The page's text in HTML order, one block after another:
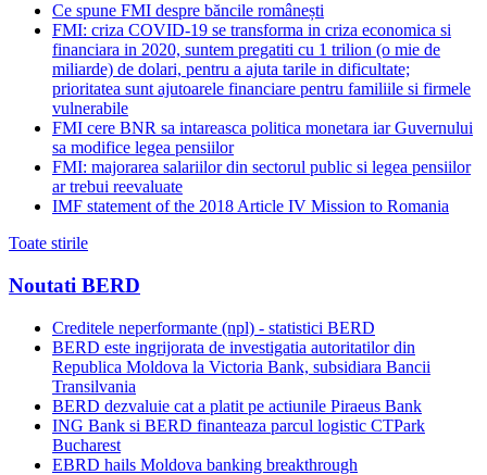
Ce spune FMI despre băncile românești
FMI: criza COVID-19 se transforma in criza economica si
financiara in 2020, suntem pregatiti cu 1 trilion (o mie de
miliarde) de dolari, pentru a ajuta tarile in dificultate;
prioritatea sunt ajutoarele financiare pentru familiile si firmele
vulnerabile
FMI cere BNR sa intareasca politica monetara iar Guvernului
sa modifice legea pensiilor
FMI: majorarea salariilor din sectorul public si legea pensiilor
ar trebui reevaluate
IMF statement of the 2018 Article IV Mission to Romania
Toate stirile
Noutati BERD
Creditele neperformante (npl) - statistici BERD
BERD este ingrijorata de investigatia autoritatilor din
Republica Moldova la Victoria Bank, subsidiara Bancii
Transilvania
BERD dezvaluie cat a platit pe actiunile Piraeus Bank
ING Bank si BERD finanteaza parcul logistic CTPark
Bucharest
EBRD hails Moldova banking breakthrough